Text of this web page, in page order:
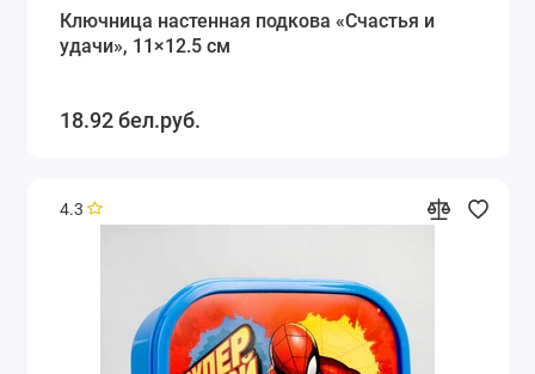
Ключница настенная подкова «Счастья и
удачи», 11×12.5 см
18.92 бел.руб.
4.3